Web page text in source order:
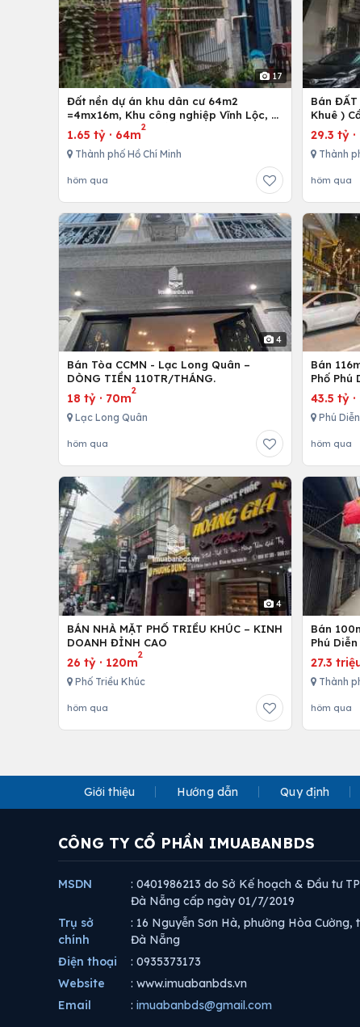
17
Đất nền dự án khu dân cư 64m2
=4mx16m, Khu công nghiệp Vĩnh Lộc, H.
Bình Chánh, Tp. Hồ Chí Minh
1.65 tỷ · 64m
2
Thành phố Hồ Chí Minh
hôm qua
Bán
Khuê )
29.3 tỷ ·
Thành
hôm qua
4
Bán Tòa CCMN - Lạc Long Quân –
DÒNG TIỀN 110TR/THÁNG.
18 tỷ · 70m
2
Lạc Long Quân
hôm qua
Bán
Phố Phú
43.5 tỷ ·
Phú Diễn
hôm qua
4
BÁN NHÀ MẶT PHỐ TRIỀU KHÚC – KINH
DOANH ĐỈNH CAO
26 tỷ · 120m
2
Phố Triều Khúc
hôm qua
Bán
Phú
27.3
Thành
hôm qua
Giới thiệu Hướng dẫn Quy định
CÔNG TY CỔ PHẦN IMUABANBDS
MSDN
: 0401986213 do Sở Kế hoạch & Đầu tư TP
Đà Nẵng cấp ngày 01/7/2019
Trụ sở
chính
: 16 Nguyễn Sơn Hà, phường Hòa Cường,
Đà Nẵng
Điện thoại
: 0935373173
Website
: www.imuabanbds.vn
Email
: imuabanbds@gmail.com